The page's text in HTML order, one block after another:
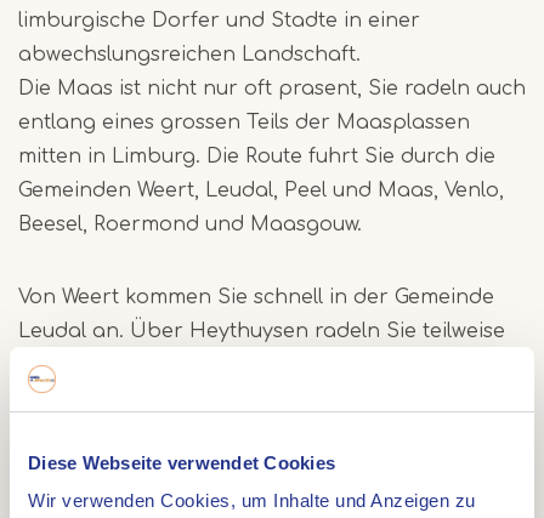
Diese Webseite verwendet Cookies
Wir verwenden Cookies, um Inhalte und Anzeigen zu
limburgische Dorfer und Stadte in einer
abwechslungsreichen Landschaft.
Die Maas ist nicht nur oft prasent, Sie radeln auch
entlang eines grossen Teils der Maasplassen
mitten in Limburg. Die Route fuhrt Sie durch die
Gemeinden Weert, Leudal, Peel und Maas, Venlo,
Beesel, Roermond und Maasgouw.
Von Weert kommen Sie schnell in der Gemeinde
Leudal an. Über Heythuysen radeln Sie teilweise
durch das wunderschöne Naturschutzgebiet
Leudal. Über Nunhem erreichen Sie den
Teil entlang der Maas radeln und einen
wundervollen Blick auf die Gemeinde Beesel